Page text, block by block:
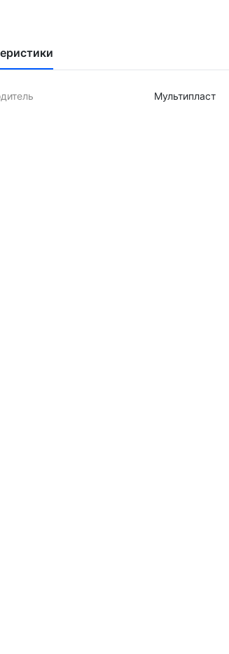
Мультипласт